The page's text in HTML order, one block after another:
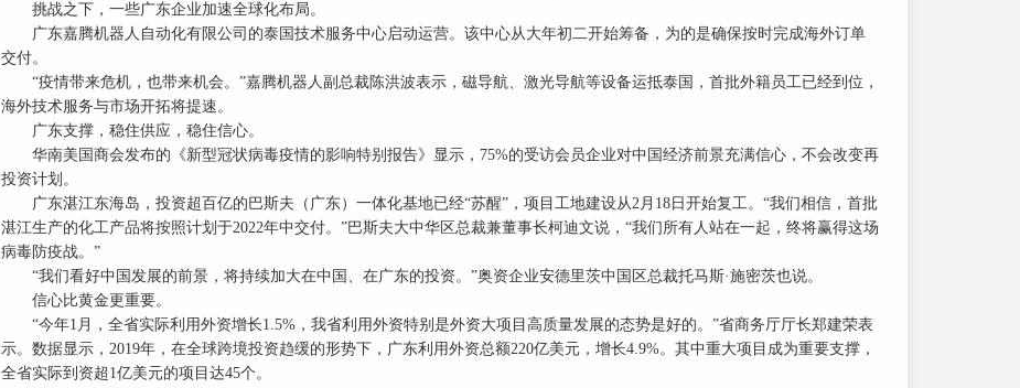
挑战之下，一些广东企业加速全球化布局。
广东嘉腾机器人自动化有限公司的泰国技术服务中心启动运营。该中心从大年初二开始筹备，为的是确保按时完成海外订单
交付。
“疫情带来危机，也带来机会。”嘉腾机器人副总裁陈洪波表示，磁导航、激光导航等设备运抵泰国，首批外籍员工已经到位，
海外技术服务与市场开拓将提速。
广东支撑，稳住供应，稳住信心。
华南美国商会发布的《新型冠状病毒疫情的影响特别报告》显示，75%的受访会员企业对中国经济前景充满信心，不会改变再
投资计划。
广东湛江东海岛，投资超百亿的巴斯夫（广东）一体化基地已经“苏醒”，项目工地建设从2月18日开始复工。“我们相信，首批
湛江生产的化工产品将按照计划于2022年中交付。”巴斯夫大中华区总裁兼董事长柯迪文说，“我们所有人站在一起，终将赢得这场
病毒防疫战。”
“我们看好中国发展的前景，将持续加大在中国、在广东的投资。”奥资企业安德里茨中国区总裁托马斯·施密茨也说。
信心比黄金更重要。
“今年1月，全省实际利用外资增长1.5%，我省利用外资特别是外资大项目高质量发展的态势是好的。”省商务厅厅长郑建荣表
示。数据显示，2019年，在全球跨境投资趋缓的形势下，广东利用外资总额220亿美元，增长4.9%。其中重大项目成为重要支撑，
全省实际到资超1亿美元的项目达45个。